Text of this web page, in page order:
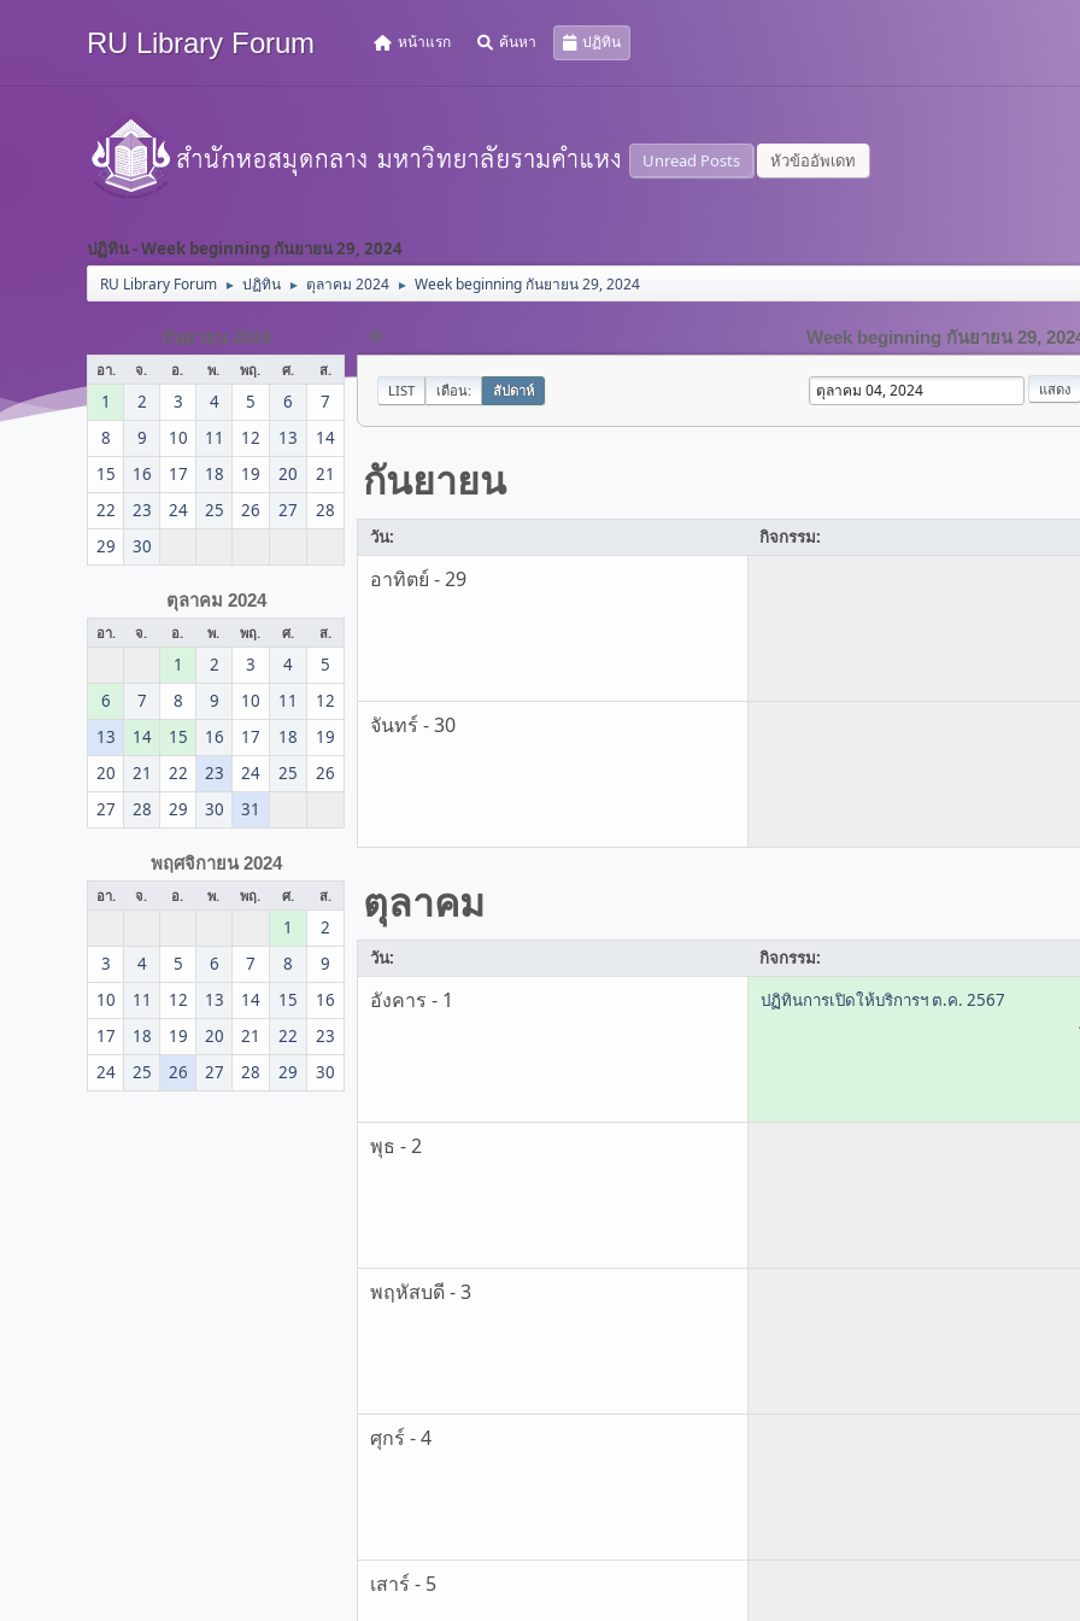
RU Library Forum หน้าแรก ค้นหา ปฏิทิน
Unread Posts หัวข้ออัพเดท
ปฏิทิน - Week beginning กันยายน 29, 2024
RU Library Forum ► ปฏิทิน ► ตุลาคม 2024 ► Week beginning กันยายน 29, 2024
กันยายน 2024
อา. จ. อ. พ. พฤ. ศ. ส.
1 2 3 4 5 6
7
8
9 10 11 12 13
14
15
16 17 18 19 20
21
22
23 24 25 26 27
28
29
30
ตุลาคม 2024
อา. จ. อ. พ. พฤ. ศ. ส.
1 2 3 4
5
6
7 8 9 10 11
12
13
14 15 16 17 18
19
20
21 22 23 24 25
26
27
28 29 30 31
พฤศจิกายน 2024
อา. จ. อ. พ. พฤ. ศ. ส.
1
2
3
4 5 6 7 8
9
10
11 12 13 14 15
16
17
18 19 20 21 22
23
24
25 26 27 28 29 30
« Week beginning กันยายน 29,
LIST เดือน: สัปดาห์
กันยายน
วัน: กิจกรรม:
อาทิตย์ - 29
จันทร์ - 30
ตุลาคม
วัน: กิจกรรม:
อังคาร - 1
ปฏิทินการเปิดให้บริการฯ ต.ค. 2567
พุธ - 2
พฤหัสบดี - 3
ศุกร์ - 4
เสาร์ - 5